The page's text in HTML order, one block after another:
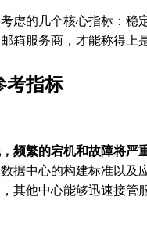
虑的几个核心指标：稳
箱服务商，才能称得上
指标
频繁的宕机和故障将严
据中心的构建标准以
其他中心能够迅速接管